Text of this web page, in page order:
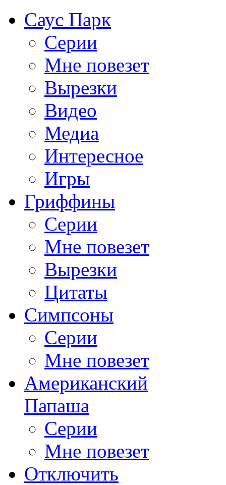
Саус Парк
Серии
Мне повезет
Вырезки
Видео
Медиа
Интересное
Игры
Гриффины
Серии
Мне повезет
Вырезки
Цитаты
Симпсоны
Серии
Мне повезет
Американский
Папаша
Серии
Мне повезет
Отключить